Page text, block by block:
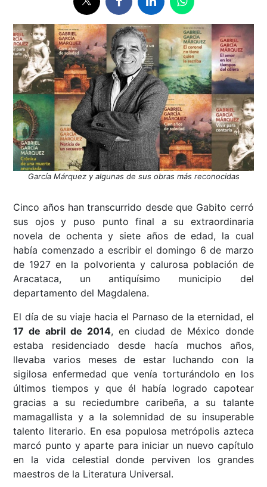
García Márquez y algunas de sus obras más reconocidas
Cinco años han transcurrido desde que Gabito cerró
sus ojos y puso punto final a su extraordinaria
novela de ochenta y siete años de edad, la cual
había comenzado a escribir el domingo 6 de marzo
de 1927 en la polvorienta y calurosa población de
Aracataca, un antiquísimo municipio del
departamento del Magdalena.
El día de su viaje hacia el Parnaso de la eternidad, el
17 de abril de 2014, en ciudad de México donde
estaba residenciado desde hacía muchos años,
llevaba varios meses de estar luchando con la
sigilosa enfermedad que venía torturándolo en los
últimos tiempos y que él había logrado capotear
gracias a su reciedumbre caribeña, a su talante
mamagallista y a la solemnidad de su insuperable
talento literario. En esa populosa metrópolis azteca
marcó punto y aparte para iniciar un nuevo capítulo
en la vida celestial donde perviven los grandes
maestros de la Literatura Universal.